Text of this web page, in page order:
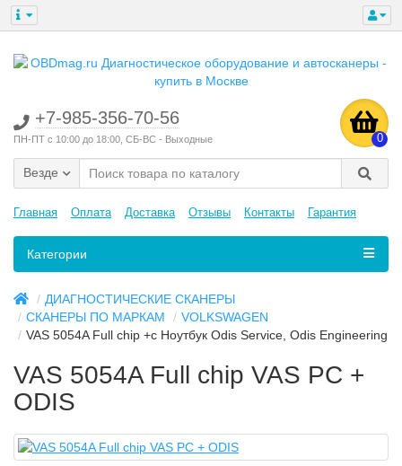
+7-985-356-70-56
ПН-ПТ с 10:00 до 18:00, СБ-ВС - Выходные 0
Везде
Главная Оплата Доставка Отзывы Контакты Гарантия
Категории
ДИАГНОСТИЧЕСКИЕ СКАНЕРЫ
СКАНЕРЫ ПО МАРКАМ
VOLKSWAGEN
VAS 5054A Full chip +с Ноутбук Odis Service, Odis Engineering
VAS 5054A Full chip VAS PC +
ODIS